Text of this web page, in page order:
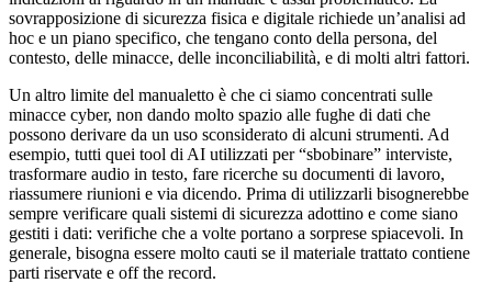
sovrapposizione di sicurezza fisica e digitale richiede un’analisi ad
hoc e un piano specifico, che tengano conto della persona, del
contesto, delle minacce, delle inconciliabilità, e di molti altri fattori.
Un altro limite del manualetto è che ci siamo concentrati sulle
minacce cyber, non dando molto spazio alle fughe di dati che
possono derivare da un uso sconsiderato di alcuni strumenti. Ad
esempio, tutti quei tool di AI utilizzati per “sbobinare” interviste,
trasformare audio in testo, fare ricerche su documenti di lavoro,
riassumere riunioni e via dicendo. Prima di utilizzarli bisognerebbe
sempre verificare quali sistemi di sicurezza adottino e come siano
gestiti i dati: verifiche che a volte portano a sorprese spiacevoli. In
generale, bisogna essere molto cauti se il materiale trattato contiene
parti riservate e off the record.